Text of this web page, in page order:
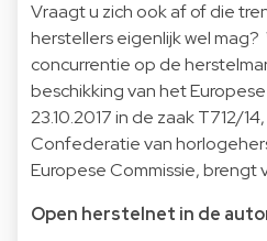
Vraagt u zich ook af of die
herstellers eigenlijk wel mag?
concurrentie op de
beschikking van het
23.10.2017 in de zaak T712/
Confederatie van
Europese Commissie, brengt
Open herstelnet in de